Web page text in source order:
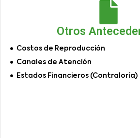
Otros
Costos de Reproducción
Canales de Atención
Estados Financieros (Contraloría)